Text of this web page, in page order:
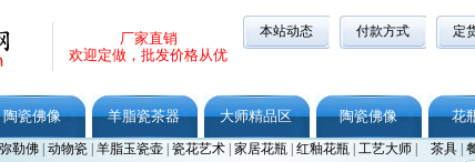
厂家直销
欢迎定做，批发价格从优
本站动态 付款方式 定
陶瓷佛像 羊脂瓷茶器 大师精品区 陶瓷佛像 花
弥勒佛| 动物瓷| 羊脂玉瓷壶| 瓷花艺术| 家居花瓶| 红釉花瓶| 工艺大师| 茶具|